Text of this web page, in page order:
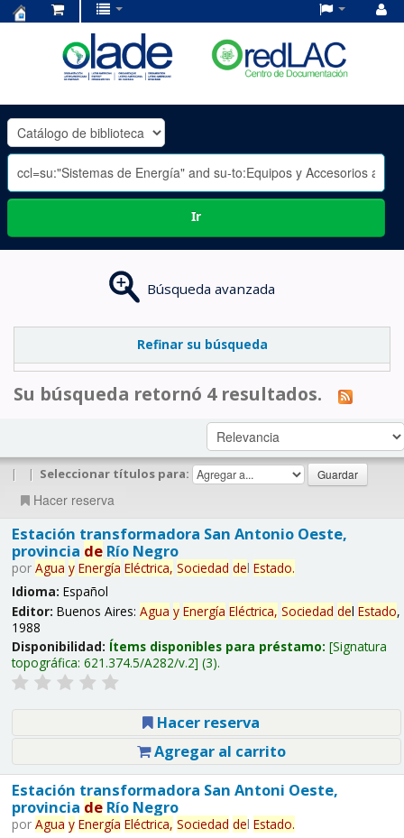
OLADE
-
Ir
Búsqueda avanzada
Refinar su búsqueda
Su búsqueda retornó 4 resultados.
| | Seleccionar títulos para:
Hacer reserva
Estación transformadora San Antonio Oeste,
provincia deRío Negro
por Agua y Energía Eléctrica, Sociedad del Estado.
Idioma: Español
Editor: Buenos Aires: Agua y Energía Eléctrica, Sociedad del Estado,
1988
Disponibilidad: Ítems disponibles para préstamo: Signatura
topográfica: 621.374.5/A282/v.2 (3).
Hacer reserva
Agregar al carrito
Estación transformadora San Antoni Oeste,
provincia deRío Negro
por Agua y Energía Eléctrica, Sociedad del Estado.